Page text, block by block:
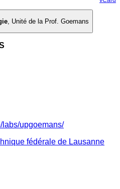
, Unité de la Prof. Goemans
labs/upgoemans/